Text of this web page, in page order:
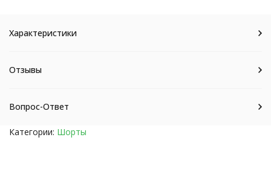
Характеристики
Отзывы
Вопрос-Ответ
Категории: Шорты